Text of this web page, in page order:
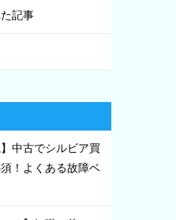
記事
中古でシルビア買
！よくある故障ベ